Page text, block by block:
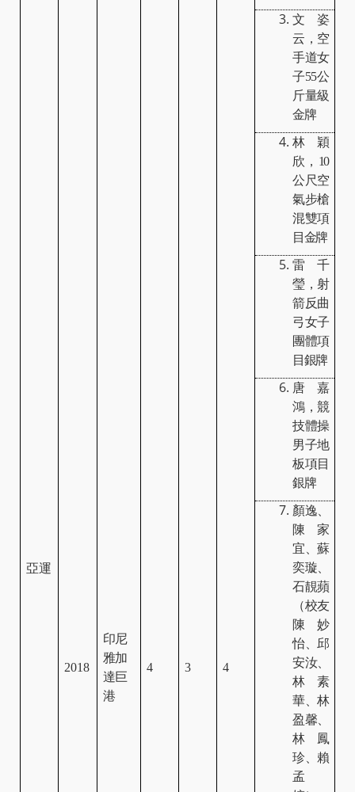
亞運
2018
印尼
雅加
達巨
港
4 3 4
文姿
云，空
手道女
子55公
斤量級
金牌
林穎
欣， 10
公尺空
氣步槍
混雙項
目金牌
雷千
瑩，射
箭反曲
弓女子
團體項
目銀牌
唐嘉
鴻，競
技體操
男子地
板項目
銀牌
顏逸、
陳家
宜、蘇
奕璇、
石靚蘋
（校友
陳妙
怡、邱
安汝、
林素
華、林
盈馨、
林鳳
珍、賴
孟